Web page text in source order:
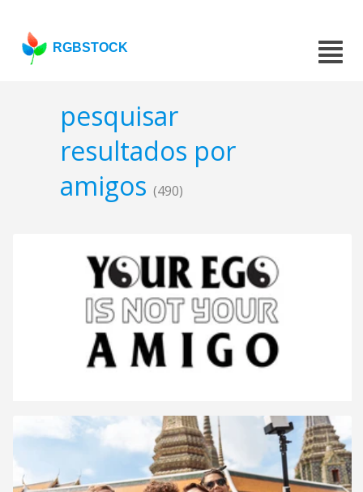
RGBSTOCK
pesquisar
resultados por
amigos (490)